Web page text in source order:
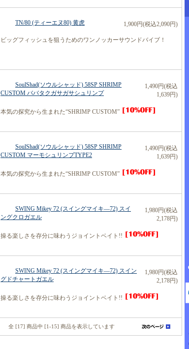
TN/80 (ティーエヌ80) 黄虎 1,900円(税込2,090円)
ビッグフィッシュを狙うためのワンノッカーサウンドバイブ！
SoulShad(ソウルシャッド) 58SP SHRIMP
CUSTOM ババタクガサガサシュリンプ
1,490円(税込
1,639円)
本気の探究から生まれた“SHRIMP CUSTOM”
SoulShad(ソウルシャッド) 58SP SHRIMP
CUSTOM マーモシュリンプTYPE2
1,490円(税込
1,639円)
本気の探究から生まれた“SHRIMP CUSTOM”
SWING Mikey 72 (スイングマイキ―72) スイ
ングクロガエル
1,980円(税込
2,178円)
操る楽しさを存分に味わうジョイントベイト!!
SWING Mikey 72 (スイングマイキ―72) スイン
グドチャートガエル
1,980円(税込
2,178円)
操る楽しさを存分に味わうジョイントベイト!!
全 [17] 商品中 [1-15] 商品を表示しています